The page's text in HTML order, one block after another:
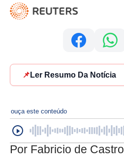
📌 Ler Resumo Da Notícia
ouça este conteúdo
Por Fabricio de Castro